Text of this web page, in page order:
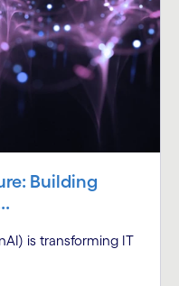
Building
is transforming IT